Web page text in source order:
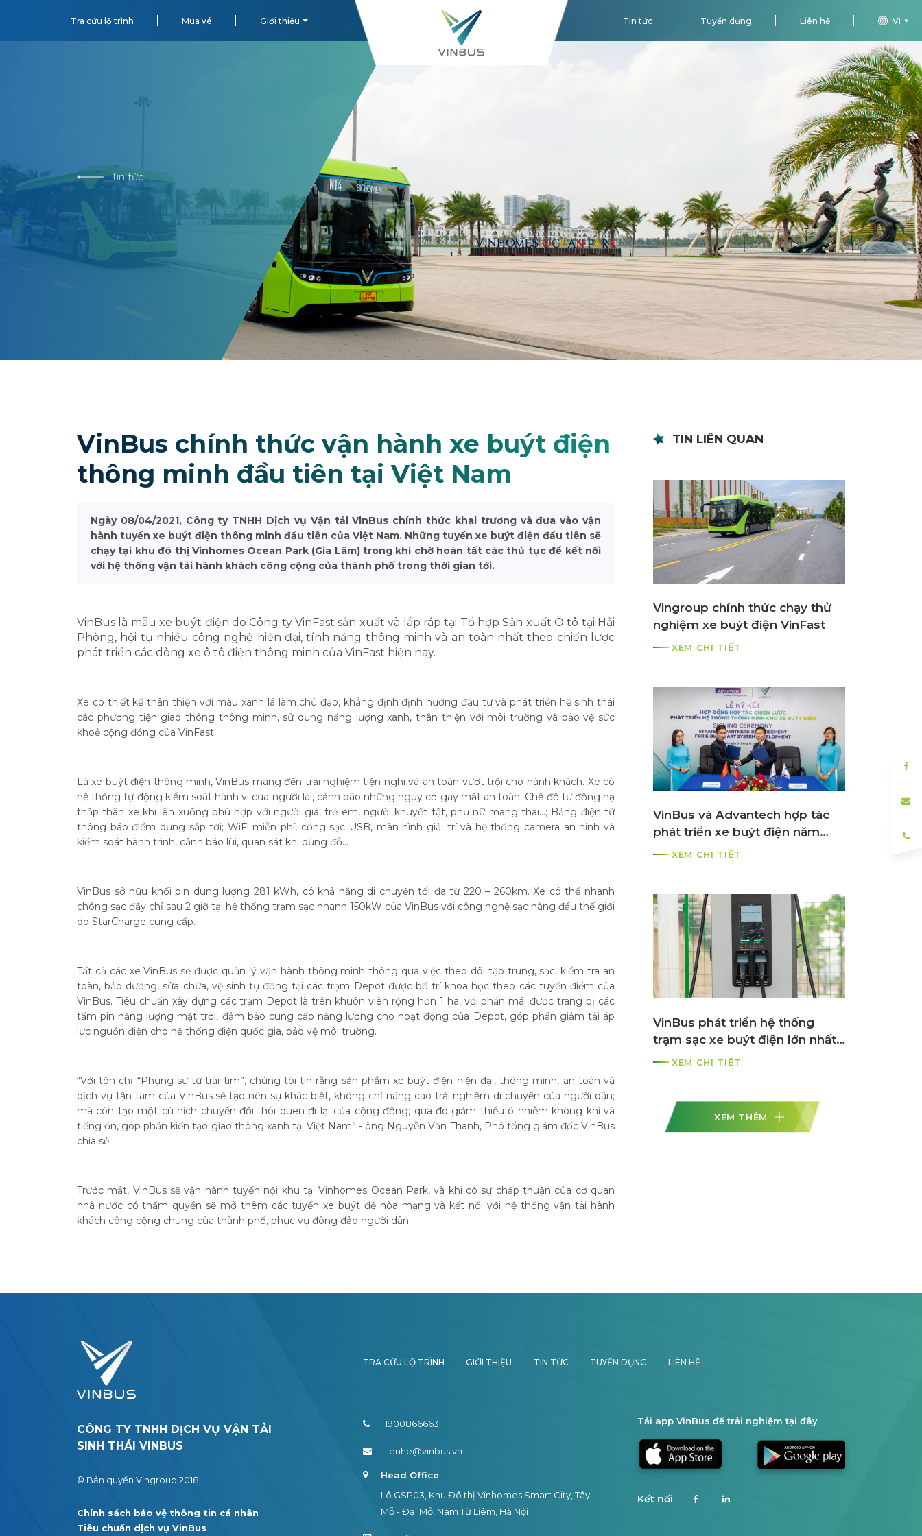
Tra cứu lộ trình Mua vé Giới thiệu Tin tức Tuyển dụng Liên hệ VI
Tin tức
VinBus chính thức vận hành xe buýt điện
thông minh đầu tiên tại Việt Nam
Ngày 08/04/2021, Công ty TNHH Dịch vụ Vận tải VinBus chính thức khai trương và đưa vào vận
hành tuyến xe buýt điện thông minh đầu tiên của Việt Nam. Những tuyến xe buýt điện đầu tiên sẽ
chạy tại khu đô thị Vinhomes Ocean Park (Gia Lâm) trong khi chờ hoàn tất các thủ tục để kết nối
với hệ thống vận tải hành khách công cộng của thành phố trong thời gian tới.
VinBus là mẫu xe buýt điện do Công ty VinFast sản xuất và lắp ráp tại Tổ hợp Sản xuất Ô tô tại Hải
Phòng, hội tụ nhiều công nghệ hiện đại, tính năng thông minh và an toàn nhất theo chiến lược
phát triển các dòng xe ô tô điện thông minh của VinFast hiện nay.
Xe có thiết kế thân thiện với màu xanh lá làm chủ đạo, khẳng định định hướng đầu tư và phát triển hệ sinh thái
các phương tiện giao thông thông minh, sử dụng năng lượng xanh, thân thiện với môi trường và bảo vệ sức
khoẻ cộng đồng của VinFast.
Là xe buýt điện thông minh, VinBus mang đến trải nghiệm tiện nghi và an toàn vượt trội cho hành khách. Xe có
hệ thống tự động kiểm soát hành vi của người lái, cảnh báo những nguy cơ gây mất an toàn; Chế độ tự động hạ
thấp thân xe khi lên xuống phù hợp với người già, trẻ em, người khuyết tật, phụ nữ mang thai...; Bảng điện tử
thông báo điểm dừng sắp tới; WiFi miễn phí, cổng sạc USB, màn hình giải trí và hệ thống camera an ninh và
kiểm soát hành trình, cảnh báo lùi, quan sát khi dừng đỗ...
VinBus sở hữu khối pin dung lượng 281 kWh, có khả năng di chuyển tối đa từ 220 – 260km. Xe có thể nhanh
chóng sạc đầy chỉ sau 2 giờ tại hệ thống trạm sạc nhanh 150kW của VinBus với công nghệ sạc hàng đầu thế giới
do StarCharge cung cấp.
Tất cả các xe VinBus sẽ được quản lý vận hành thông minh thông qua việc theo dõi tập trung, sạc, kiểm tra an
toàn, bảo dưỡng, sửa chữa, vệ sinh tự động tại các trạm Depot được bố trí khoa học theo các tuyến điểm của
VinBus. Tiêu chuẩn xây dựng các trạm Depot là trên khuôn viên rộng hơn 1 ha, với phần mái được trang bị các
tấm pin năng lượng mặt trời, đảm bảo cung cấp năng lượng cho hoạt động của Depot, góp phần giảm tải áp
lực nguồn điện cho hệ thống điện quốc gia, bảo vệ môi trường.
“Với tôn chỉ “Phụng sự từ trái tim”, chúng tôi tin rằng sản phẩm xe buýt điện hiện đại, thông minh, an toàn và
dịch vụ tận tâm của VinBus sẽ tạo nên sự khác biệt, không chỉ nâng cao trải nghiệm di chuyển của người dân;
mà còn tạo một cú hích chuyển đổi thói quen đi lại của cộng đồng; qua đó giảm thiểu ô nhiễm không khí và
tiếng ồn, góp phần kiến tạo giao thông xanh tại Việt Nam” - ông Nguyễn Văn Thanh, Phó tổng giám đốc VinBus
chia sẻ.
Trước mắt, VinBus sẽ vận hành tuyến nội khu tại Vinhomes Ocean Park, và khi có sự chấp thuận của cơ quan
nhà nước có thẩm quyền sẽ mở thêm các tuyến xe buýt để hòa mạng và kết nối với hệ thống vận tải hành
khách công cộng chung của thành phố, phục vụ đông đảo người dân.
TIN LIÊN QUAN
Vingroup chính thức chạy thử
nghiệm xe buýt điện VinFast
XEM CHI TIẾT
VinBus và Advantech hợp tác
phát triển xe buýt điện năm
2021XEM CHI TIẾT
VinBus phát triển hệ thống
trạm sạc xe buýt điện lớn nhất
ASEAN
XEM CHI TIẾT
XEM THÊM
CÔNG TY TNHH DỊCH VỤ VẬN TẢI
SINH THÁI VINBUS
© Bản quyền Vingroup 2018
Chính sách bảo vệ thông tin cá nhân
Tiêu chuẩn dịch vụ VinBus
TRA CỨU LỘ TRÌNH GIỚI THIỆU TIN TỨC TUYỂN DỤNG LIÊN HỆ
1900866663
lienhe@vinbus.vn
Head Office
Lô GSP03, Khu Đô thị Vinhomes Smart City, Tây
Mỗ - Đại Mỗ, Nam Từ Liêm, Hà Nội
Tải app VinBus để trải nghiệm tại đây
Kết nối